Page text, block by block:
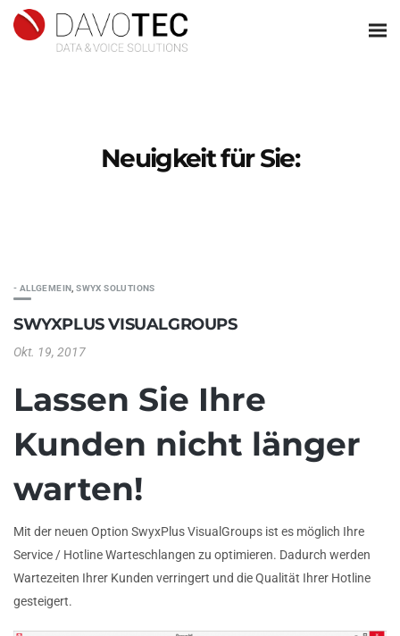
Neuigkeit für Sie:
- ALLGEMEIN ,SWYX SOLUTIONS
SWYXPLUS VISUALGROUPS
Okt. 19, 2017
Lassen Sie Ihre
Kunden nicht länger
warten!
Mit der neuen Option SwyxPlus VisualGroups ist es möglich Ihre
Service / Hotline Warteschlangen zu optimieren. Dadurch werden
Wartezeiten Ihrer Kunden verringert und die Qualität Ihrer Hotline
gesteigert.